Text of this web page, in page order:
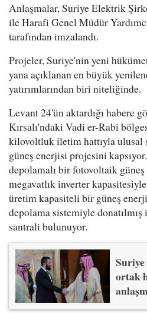
Anlaşmalar, Suriye Elektrik
ile Harafi Genel Müdür
tarafından imzalandı.
Projeler, Suriye'nin yeni
yana açıklanan en büyük
yatırımlarından biri niteliğinde.
Levant 24'ün aktardığı habere
Kırsalı'ndaki Vadi er-Rabi
kilovoltluk iletim hattıyla ulusal
güneş enerjisi projesini
depolamalı bir fotovoltaik
megavatlık inverter
üretim kapasiteli bir güneş
depolama sistemiyle
santrali bulunuyor.
ortak